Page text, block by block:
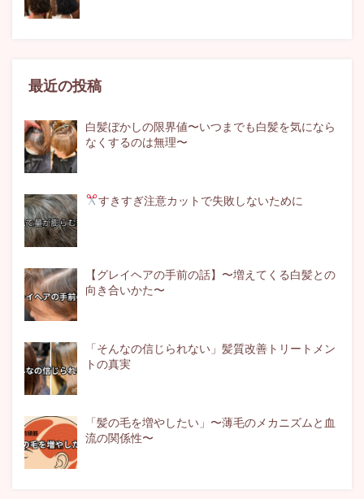
最近の投稿
白髪ぼかしの限界値〜いつまでも白髪を気になら
なくするのは無理〜
すきすぎ注意カットで失敗しないために
【グレイヘアの手前の話】〜増えてくる白髪との
向き合いかた〜
「そんなの信じられない」髪質改善トリートメン
トの真実
「髪の毛を増やしたい」〜薄毛のメカニズムと血
流の関係性〜